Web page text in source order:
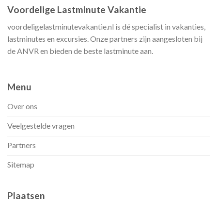
Voordelige Lastminute Vakantie
voordeligelastminutevakantie.nl is dé specialist in vakanties,
lastminutes en excursies. Onze partners zijn aangesloten bij
de ANVR en bieden de beste lastminute aan.
Menu
Over ons
Veelgestelde vragen
Partners
Sitemap
Plaatsen